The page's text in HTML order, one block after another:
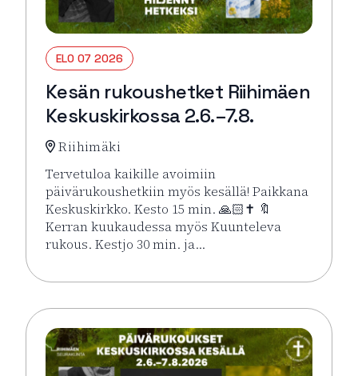
ELO 07 2026
Kesän rukoushetket Riihimäen
Keskuskirkossa 2.6.–7.8.
Riihimäki
Tervetuloa kaikille avoimiin
päivärukoushetkiin myös kesällä! Paikkana
Keskuskirkko. Kesto 15 min. 🙏🏻✝️ 🔖
Kerran kuukaudessa myös Kuunteleva
rukous. Kestjo 30 min. ja…
Lue lisää tapahtumasta Kesän rukoushetket